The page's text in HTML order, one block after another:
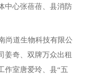
中心张蓓蓓、县消防
尚道生物科技有限公
姜奇、双牌万众出租
作室唐爱玲、县“五